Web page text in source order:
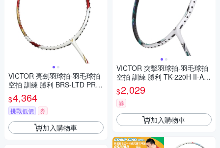
VICTOR 亮劍羽球拍-羽毛球拍
空拍 訓練 勝利 BRS-LTD PRO-
D-3U 紅白金
$4,364
挑戰低價 券
加入購物車
VICTOR 突擊羽球拍-羽毛球拍
空拍 訓練 勝利 TK-220H II-A-3
U 黑白綠紫
$2,029
券
加入購物車